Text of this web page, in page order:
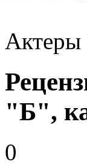
Актеры
"Б",
0